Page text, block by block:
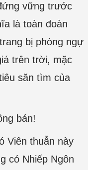
vững trước
là toàn đoàn
bị phòng ngự
trên trời, mặc
săn tìm của
bán!
Viên thuẫn này
có Nhiếp Ngôn